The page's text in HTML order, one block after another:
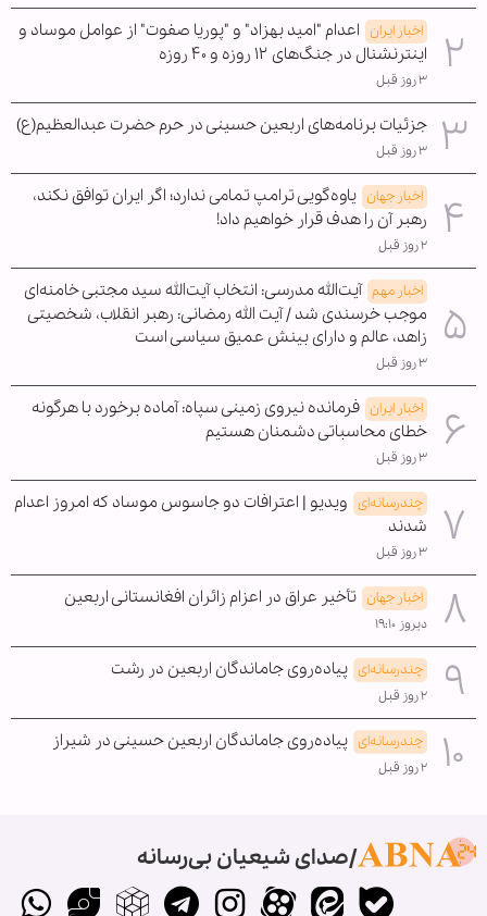
اخبار ایران اعدام "امید بهزاد" و "پوریا صفوت" از عوامل موساد و
اینترنشنال در جنگ‌های ۱۲ روزه و ۴۰ روزه
۳ روز قبل
جزئیات برنامه‌های اربعین حسینی در حرم حضرت عبدالعظیم(ع)
۳ روز قبل
اخبار جهان یاوه‌گویی ترامپ تمامی ندارد؛ اگر ایران توافق نکند،
رهبر آن را هدف قرار خواهیم داد!
۲ روز قبل
اخبار مهم آیت‌الله مدرسی: انتخاب آیت‌الله سید مجتبی خامنه‌ای
موجب خرسندی شد / آیت الله رمضانی: رهبر انقلاب، شخصیتی
زاهد، عالم و دارای بینش عمیق سیاسی است
۳ روز قبل
اخبار ایران فرمانده نیروی زمینی سپاه: آماده برخورد با هرگونه
خطای محاسباتی دشمنان هستیم
۳ روز قبل
چندرسانه‌ای ویدیو | اعترافات دو جاسوس موساد که امروز اعدام
شدند
۳ روز قبل
اخبار جهان تأخیر عراق در اعزام زائران افغانستانی اربعین
دیروز ۱۹:۱۰
چندرسانه‌ای پیاده‌روی جاماندگان اربعین در رشت
۲ روز قبل
چندرسانه‌ای پیاده‌روی جاماندگان اربعین حسینی در شیراز
۲ روز قبل
صدای شیعیان بی‌رسانه